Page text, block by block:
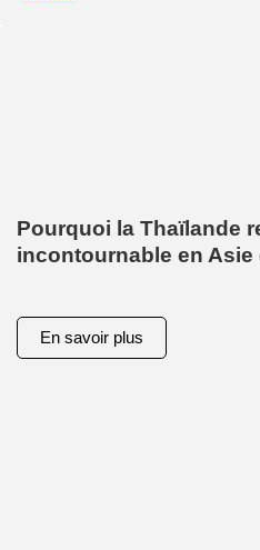
Pourquoi la Thaïlande
incontournable en Asie
En savoir plus